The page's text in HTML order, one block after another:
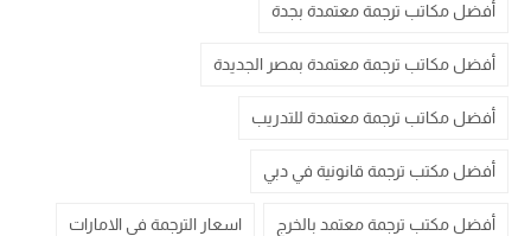
أفضل مكاتب ترجمة معتمدة بجدة
أفضل مكاتب ترجمة معتمدة بمصر الجديدة
أفضل مكاتب ترجمة معتمدة للتدريب
أفضل مكتب ترجمة قانونية في دبي
أفضل مكتب ترجمة معتمد بالخرج اسعار الترجمة في الامارات